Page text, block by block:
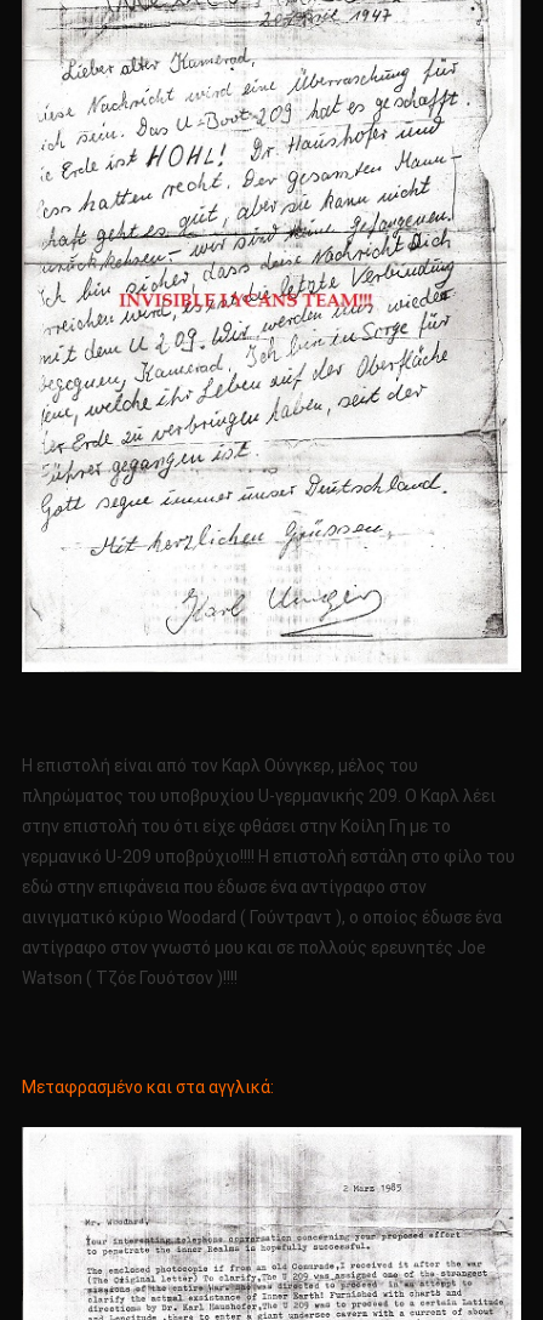
Η επιστολή είναι από τον Καρλ Ούνγκερ, μέλος του
πληρώματος του υποβρυχίου U-γερμανικής 209. Ο Καρλ λέει
στην επιστολή του ότι είχε φθάσει στην Κοίλη Γη με το
γερμανικό U-209 υποβρύχιο!!!! Η επιστολή εστάλη στο φίλο του
εδώ στην επιφάνεια που έδωσε ένα αντίγραφο στον
αινιγματικό κύριο Woodard ( Γούντραντ ), ο οποίος έδωσε ένα
αντίγραφο στον γνωστό μου και σε πολλούς ερευνητές Joe
Watson ( Τζόε Γουότσον )!!!!
Μεταφρασμένο και στα αγγλικά: